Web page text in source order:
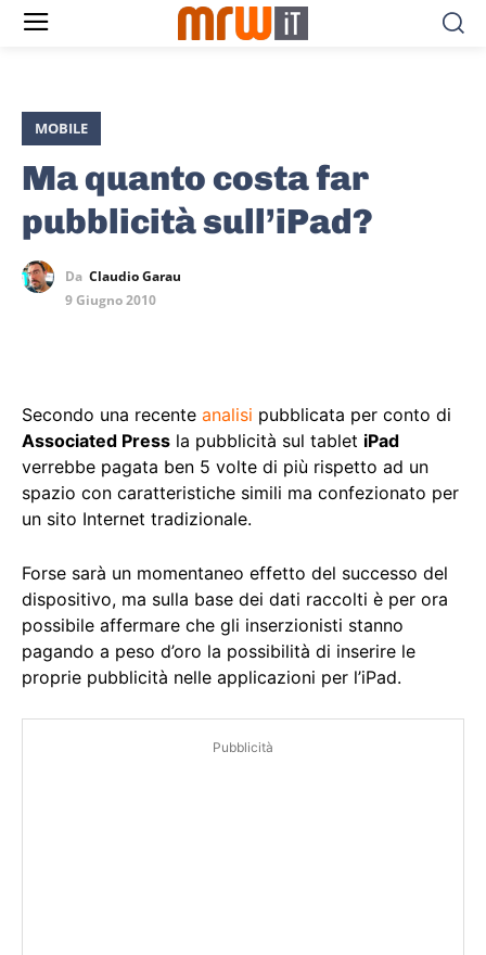
MOBILE
Ma quanto costa far
pubblicità sull’iPad?
Da Claudio Garau
9 Giugno 2010
Secondo una recente analisi pubblicata per conto di
Associated Press la pubblicità sul tablet iPad
verrebbe pagata ben 5 volte di più rispetto ad un
spazio con caratteristiche simili ma confezionato per
un sito Internet tradizionale.
Forse sarà un momentaneo effetto del successo del
dispositivo, ma sulla base dei dati raccolti è per ora
possibile affermare che gli inserzionisti stanno
pagando a peso d’oro la possibilità di inserire le
proprie pubblicità nelle applicazioni per l’iPad.
Pubblicità